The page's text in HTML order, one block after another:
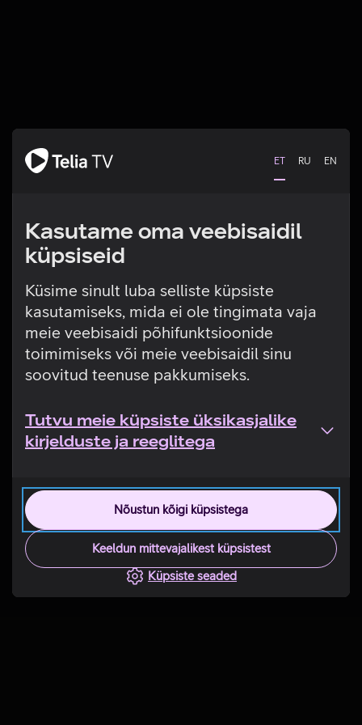
ET RU EN
Kasutame oma veebisaidil
küpsiseid
Küsime sinult luba selliste küpsiste
kasutamiseks, mida ei ole tingimata vaja
meie veebisaidi põhifunktsioonide
toimimiseks või meie veebisaidil sinu
soovitud teenuse pakkumiseks.
Tutvu meie küpsiste üksikasjalike
kirjelduste ja reeglitega
Nõustun kõigi küpsistega
Keeldun mittevajalikest küpsistest
Küpsiste seaded
Tehniline viga